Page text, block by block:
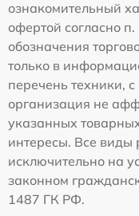
ознакомительный
офертой согласно
обозначения
только в
перечень техники,
организация не
указанных
интересы. Все виды
исключительно на
законном
1487 ГК РФ.